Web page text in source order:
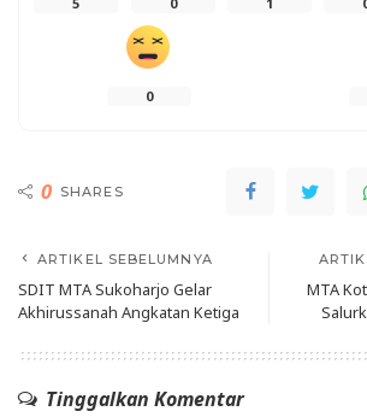
0
0 SHARES
ARTIKEL SEBELUMNYA
SDIT MTA Sukoharjo Gelar
Akhirussanah Angkatan Ketiga
MTA
Tinggalkan Komentar